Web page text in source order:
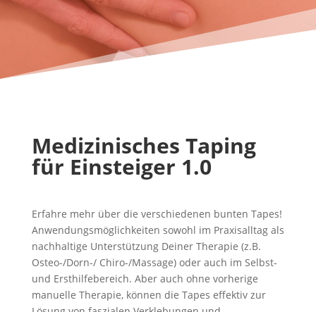
Medizinisches Taping
für Einsteiger 1.0
Erfahre mehr über die verschiedenen bunten Tapes!
Anwendungsmöglichkeiten sowohl im Praxisalltag als
nachhaltige Unterstützung Deiner Therapie (z.B.
Osteo-/Dorn-/ Chiro-/Massage) oder auch im Selbst-
und Ersthilfebereich. Aber auch ohne vorherige
manuelle Therapie, können die Tapes effektiv zur